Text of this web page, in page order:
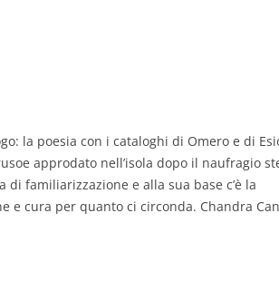
la poesia con i cataloghi di Omero e di
approdato nell’isola dopo il naufragio
familiarizzazione e alla sua base c’è la
e cura per quanto ci circonda. Chandra